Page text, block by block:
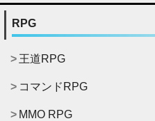
RPG
王道RPG
コマンドRPG
MMO RPG